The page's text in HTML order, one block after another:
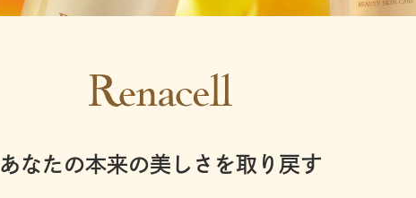
あなたの本来の美しさを取り戻す